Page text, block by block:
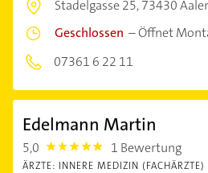
Stadelgasse 25,73430
Geschlossen –Öffnet
07361 6 22 11
Edelmann Martin
5,0 5.0 1 Bewertung
ÄRZTE: INNERE MEDIZIN (FACHÄRZTE)